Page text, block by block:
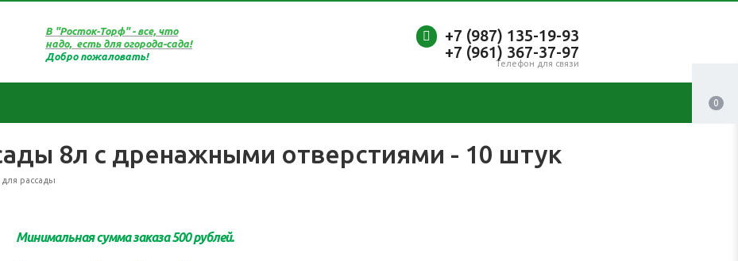
0
В "Росток-Торф" - все, что
надо, есть для огорода-сада!
Добро пожаловать!
+7 (987) 135-19-93
+7 (961) 367-37-97
Телефон для связи
8л с дренажными отверстиями - 10 штук
рассады
Минимальная сумма заказа 500 рублей.